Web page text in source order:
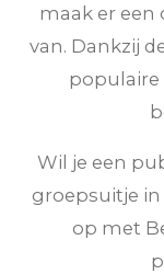
maak er
van. Dankzij
populaire
Wil je een
groepsuitje
op met